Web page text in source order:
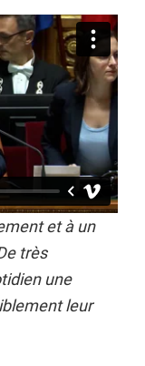
et à un
très
une
leur